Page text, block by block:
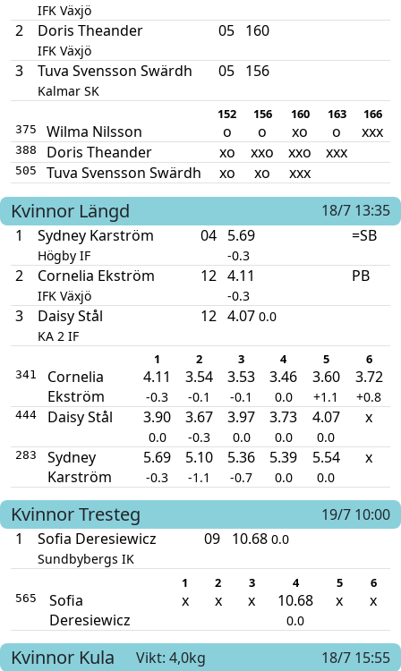
IFK Växjö
2 Doris Theander
IFK Växjö
05 160
3 Tuva Svensson Swärdh
Kalmar SK
05 156
152 156 160 163 166
375 Wilma Nilsson o o xo o xxx
388 Doris Theander xo xxo xxo xxx
505 Tuva Svensson Swärdh xo xo xxx
Kvinnor Längd
18/7 13:35
1
Sydney Karström
Högby IF
04 5.69
-0.3
=SB
2 Cornelia Ekström
IFK Växjö
12 4.11
-0.3
PB
3 Daisy Stål
KA 2 IF
12 4.07 0.0
1 2 3 4 5 6
341
Cornelia
Ekström
4.11
-0.3
3.54
-0.1
3.53
-0.1
3.46
0.0
3.60
+1.1
3.72
+0.8
444 Daisy Stål 3.90
0.0
3.67
-0.3
3.97
0.0
3.73
0.0
4.07
0.0
x
283
Sydney
Karström
5.69
-0.3
5.10
-1.1
5.36
-0.7
5.39
0.0
5.54
0.0
x
KvinnorTresteg
19/7 10:00
1
Sofia Deresiewicz
Sundbybergs IK
09 10.68 0.0
1 2 3 4 5 6
565
Sofia
Deresiewicz
x x x 10.68
0.0
x x
Kvinnor Kula Vikt: 4,0kg
18/7 15:55